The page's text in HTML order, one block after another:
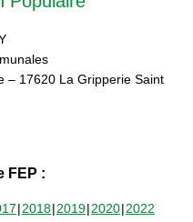
– 17620 La Gripperie Saint
FEP :
2018 2019 2020 2022